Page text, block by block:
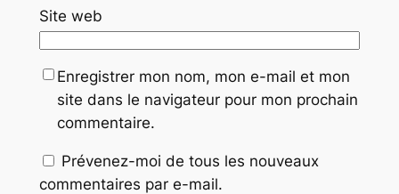
Site web
Enregistrer mon nom, mon e-mail et mon
site dans le navigateur pour mon prochain
commentaire.
Prévenez-moi de tous les nouveaux
commentaires par e-mail.